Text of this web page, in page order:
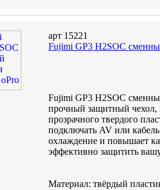
арт 15221
Fujimi GP3 H2SOC
Fujimi GP3 H2SOC
прочный защитный чехол,
прозрачного твердого
подключать AV или
охлаждение и повышает
эффективно защитить
Материал: твёрдый